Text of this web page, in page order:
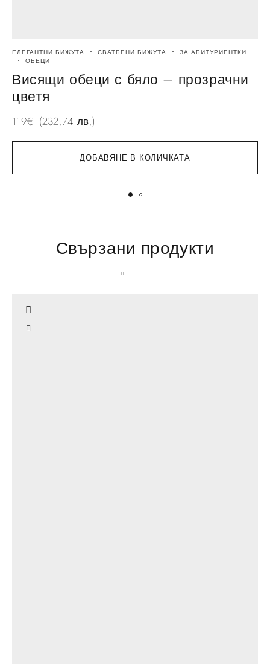
ДОБАВЯНЕ В КОЛИЧКАТА
ЕЛЕГАНТНИ БИЖУТА СВАТБЕНИ БИЖУТА
ЗА АБИТУРИЕНТКИ
ОБЕЦИ
Висящи обеци с бяло – прозрачни
цветя
119€ (232.74 лв.)
Свързани продукти